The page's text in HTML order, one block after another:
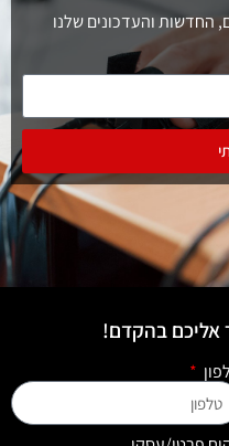
החדשות והעדכונים שלנו
אליכם בהקדם!